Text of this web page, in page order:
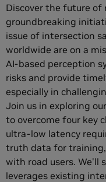
Discover the future of
groundbreaking
issue of intersection
worldwide are on a
AI-based perception
risks and provide
especially in
Join us in exploring
to overcome four key
ultra-low latency
truth data for
with road users. We'll
leverages existing